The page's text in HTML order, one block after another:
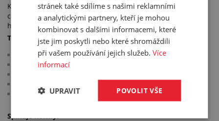
Kovová chránička typ S je určena pro kabelové rozvody jako
chránička kabelů a ochrana pro hydraulické i pneumatické
hadice.
Technické parametry:
typ ochrany: IP40
průřez: kruhový, jedenkrát zahnutý, netěsný
pracovní teplota: -50 °C/+300 °C
Splňuje normy:
stránek také sdílíme s našimi reklamními
a analytickými partnery, kteří je mohou
kombinovat s dalšími informacemi, které
jste jim poskytli nebo které shromáždili
při vašem používání jejich služeb.Více
informací
POVOLIT VŠE
UPRAVIT